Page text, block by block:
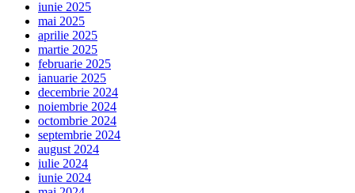
iunie 2025
mai 2025
aprilie 2025
martie 2025
februarie 2025
ianuarie 2025
decembrie 2024
noiembrie 2024
octombrie 2024
septembrie 2024
august 2024
iulie 2024
iunie 2024